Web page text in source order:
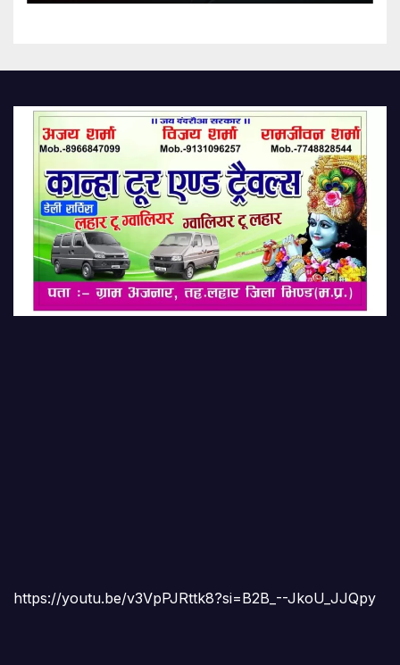
Infertility On Rise Due To
https://youtu.be/v3VpPJRttk8?si=B2B_--JkoU_JJQpy